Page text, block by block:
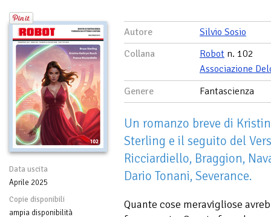
Data uscita
Aprile 2025
Copie disponibili
ampia disponibilità
Autore
Silvio Sosio
Collana
Robot n. 102
Associazione
Genere
Fantascienza
Un romanzo breve di
Sterling e il seguito del
Ricciardiello, Braggion,
Dario Tonani, Severance.
Quante cose meravigliose